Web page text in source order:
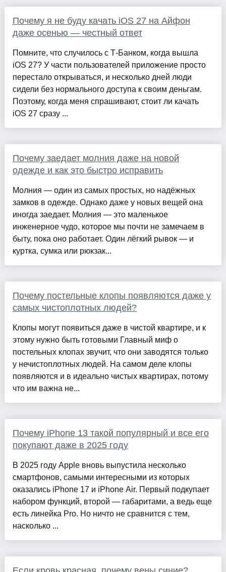
Почему я не буду качать iOS 27 на Айфон
даже осенью — честный ответ
Помните, что случилось с Т-Банком, когда вышла
iOS 27? У части пользователей приложение просто
перестало открываться, и несколько дней люди
сидели без нормального доступа к своим деньгам.
Поэтому, когда меня спрашивают, стоит ли качать
iOS 27 сразу ...
Почему заедает молния даже на новой
одежде и как это быстро исправить
Молния — один из самых простых, но надёжных
замков в одежде. Однако даже у новых вещей она
иногда заедает. Молния — это маленькое
инженерное чудо, которое мы почти не замечаем в
быту, пока оно работает. Один лёгкий рывок — и
куртка, сумка или рюкзак...
Почему постельные клопы появляются даже у
самых чистоплотных людей?
Клопы могут появиться даже в чистой квартире, и к
этому нужно быть готовыми Главный миф о
постельных клопах звучит, что они заводятся только
у нечистоплотных людей. На самом деле клопы
появляются и в идеально чистых квартирах, потому
что им важна не...
Почему iPhone 13 такой популярный и все его
покупают даже в 2025 году
В 2025 году Apple вновь выпустила несколько
смартфонов, самыми интересными из которых
оказались iPhone 17 и iPhone Air. Первый подкупает
набором функций, второй — габаритами, а ведь еще
есть линейка Pro. Но ничто не сравнится с тем,
насколько ...